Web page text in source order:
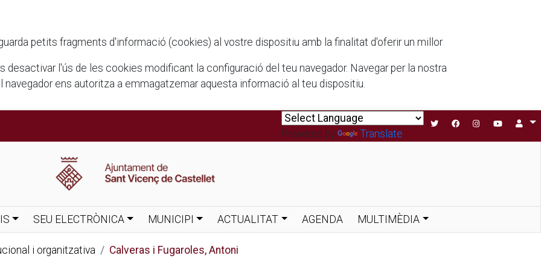
petits fragments d'informació (cookies) al vostre dispositiu amb la finalitat d'oferir un millor
l'ús de les cookies modificant la configuració del teu navegador. Navegar per la nostra
ens autoritza a emmagatzemar aquesta informació al teu dispositiu.
Powered by Translate
SEU ELECTRÒNICA MUNICIPI ACTUALITAT AGENDA MULTIMÈDIA
i organitzativa Calveras i Fugaroles, Antoni